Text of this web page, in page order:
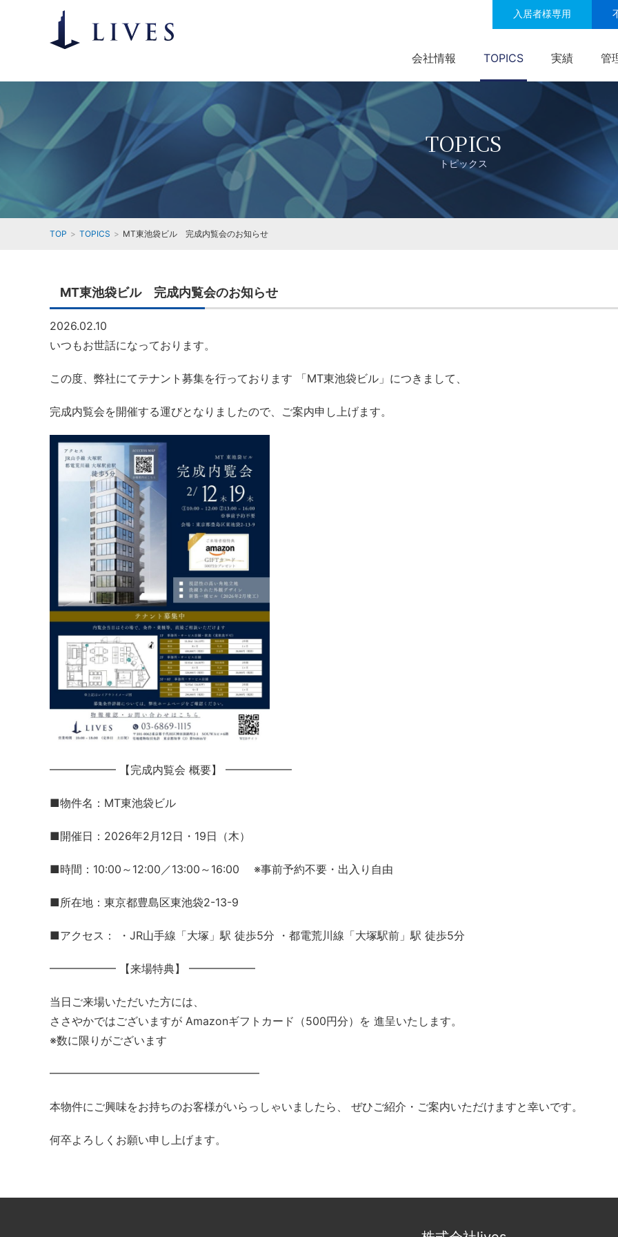
入居者様専用
会社情報 TOPICS 実績 管
TOPICS
トピックス
TOP TOPICS MT東池袋ビル 完成内覧会のお知らせ
MT東池袋ビル 完成内覧会のお知らせ
2026.02.10
いつもお世話になっております。
この度、弊社にてテナント募集を行っております 「MT東池袋ビル」につきまして、
完成内覧会を開催する運びとなりましたので、ご案内申し上げます。
━━━━━━ 【完成内覧会 概要】 ━━━━━━
■物件名：MT東池袋ビル
■開催日：2026年2月12日・19日（木）
■時間：10:00～12:00／13:00～16:00 ※事前予約不要・出入り自由
■所在地：東京都豊島区東池袋2-13-9
■アクセス： ・JR山手線「大塚」駅 徒歩5分 ・都電荒川線「大塚駅前」駅 徒歩5分
━━━━━━ 【来場特典】 ━━━━━━
当日ご来場いただいた方には、
ささやかではございますが Amazonギフトカード（500円分）を 進呈いたします。
※数に限りがございます
━━━━━━━━━━━━━━━━━━━
本物件にご興味をお持ちのお客様がいらっしゃいましたら、 ぜひご紹介・ご案内いただけますと幸いです。
何卒よろしくお願い申し上げます。